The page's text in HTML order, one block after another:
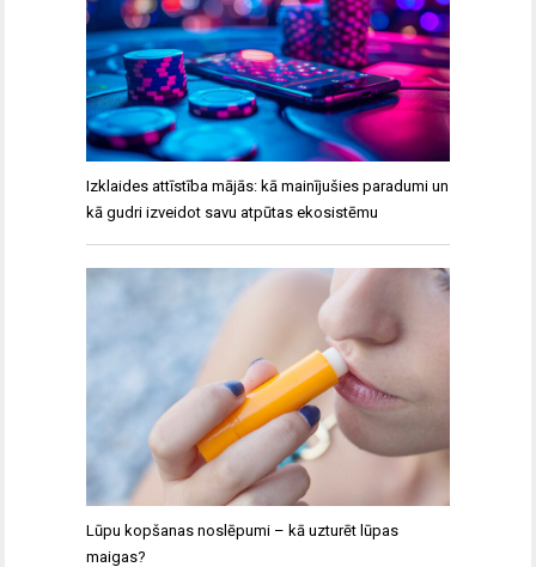
Izklaides attīstība mājās: kā mainījušies paradumi un
kā gudri izveidot savu atpūtas ekosistēmu
Lūpu kopšanas noslēpumi – kā uzturēt lūpas
maigas?